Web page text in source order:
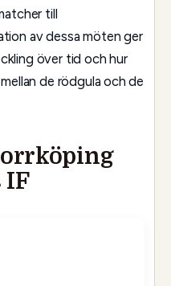
till
av dessa möten ger
över tid och hur
de rödgula och de
IF